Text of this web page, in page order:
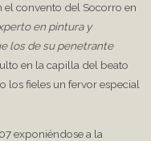
el convento del Socorro en
en pintura y
los de su penetrante
en la capilla del beato
los fieles un fervor especial
exponiéndose a la